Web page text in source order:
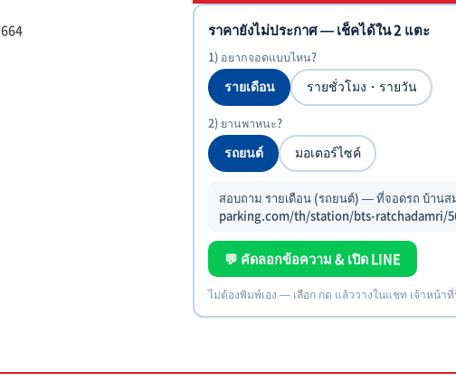
ราคายังไม่ประกาศ — เช็คได้ใน 2 แตะ
1) อยากจอดแบบไหน?
รายเดือน รายชั่วโมง・รายวัน
2) ยานพาหนะ?
รถยนต์ มอเตอร์ไซค์
สอบถาม รายเดือน (รถยนต์) — ที่จอดรถ บ้าน
parking.com/th/station/bts-ratchadamri/
💬 คัดลอกข้อความ & เปิด LINE
ไม่ต้องพิมพ์เอง — เลือก กด แล้ววางในแชท เจ้าหน้า